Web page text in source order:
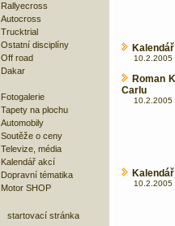
Rallyecross
Autocross
Trucktrial
Ostatní disciplíny
Off road
Dakar
Fotogalerie
Tapety na plochu
Automobily
Soutěže o ceny
Televize, média
Kalendář akcí
Dopravní tématika
Motor SHOP
startovací stránka
10.2.2005
Roman
Carlu
10.2.2005
10.2.2005